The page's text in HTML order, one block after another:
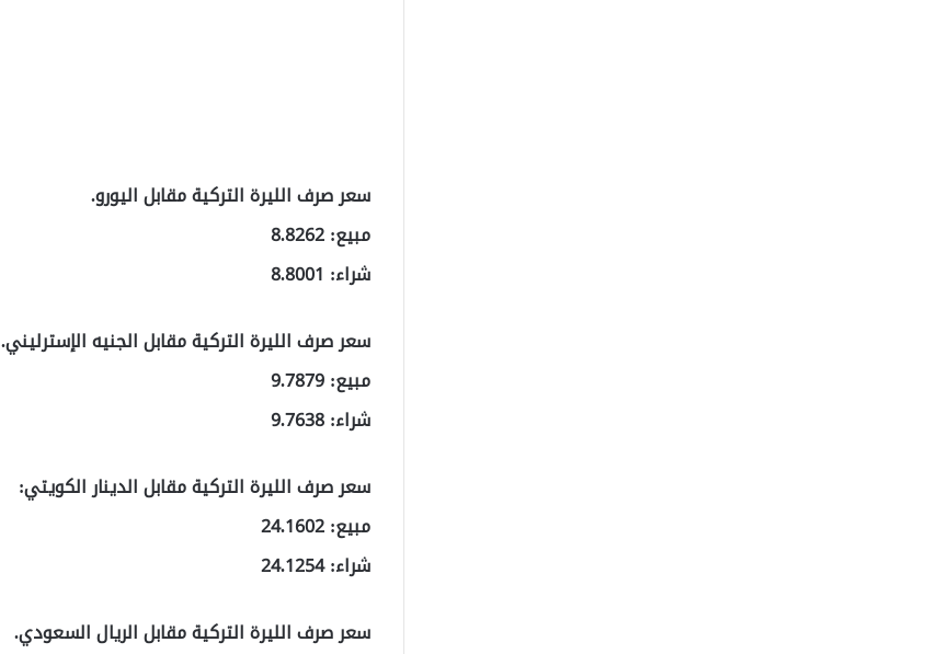
سعر صرف الليرة التركية مقابل اليورو.
مبيع: 8.8262
شراء: 8.8001
سعر صرف الليرة التركية مقابل الجنيه الإسترليني.
مبيع: 9.7879
شراء: 9.7638
سعر صرف الليرة التركية مقابل الدينار الكويتي:
مبيع: 24.1602
شراء: 24.1254
سعر صرف الليرة التركية مقابل الريال السعودي.